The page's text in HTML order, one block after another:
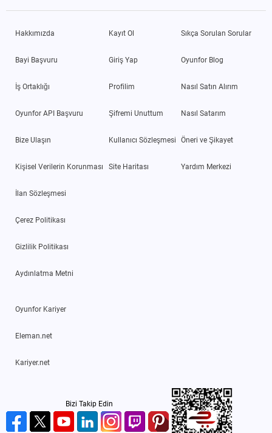
Hakkımızda
Bayi Başvuru
İş Ortaklığı
Oyunfor API Başvuru
Bize Ulaşın
Kişisel Verilerin Korunması
İlan Sözleşmesi
Çerez Politikası
Gizlilik Politikası
Aydınlatma Metni
Kayıt Ol
Giriş Yap
Profilim
Şifremi Unuttum
Kullanıcı Sözleşmesi
Site Haritası
Sıkça Sorulan Sorular
Oyunfor Blog
Nasıl Satın Alırım
Nasıl Satarım
Öneri ve Şikayet
Yardım Merkezi
Oyunfor Kariyer
Eleman.net
Kariyer.net
Bizi Takip Edin